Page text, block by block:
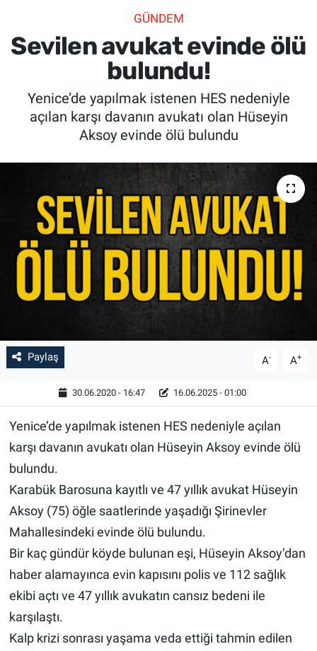
GÜNDEM
Sevilen avukat evinde ölü
bulundu!
Yenice’de yapılmak istenen HES nedeniyle
açılan karşı davanın avukatı olan Hüseyin
Aksoy evinde ölü bulundu
Paylaş A- A+
30.06.2020 - 16:47 16.06.2025 - 01:00
Yenice’de yapılmak istenen HES nedeniyle açılan
karşı davanın avukatı olan Hüseyin Aksoy evinde ölü
bulundu.
Karabük Barosuna kayıtlı ve 47 yıllık avukat Hüseyin
Aksoy (75) öğle saatlerinde yaşadığı Şirinevler
Mahallesindeki evinde ölü bulundu.
Bir kaç gündür köyde bulunan eşi, Hüseyin Aksoy’dan
haber alamayınca evin kapısını polis ve 112 sağlık
ekibi açtı ve 47 yıllık avukatın cansız bedeni ile
karşılaştı.
Kalp krizi sonrası yaşama veda ettiği tahmin edilen
SAĞLIK